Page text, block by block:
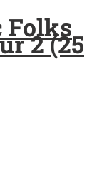
Folks
2 (25